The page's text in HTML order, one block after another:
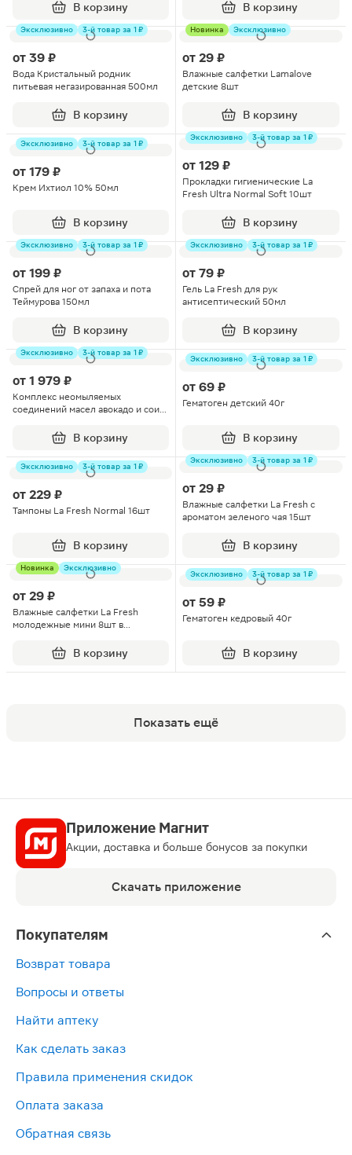
В корзину В корзину
Эксклюзивно 3-й товар за 1 ₽
от 39 ₽
Вода Кристальный родник
питьевая негазированная 500мл
В корзину
Новинка Эксклюзивно
от 29 ₽
Влажные салфетки Lamalove
детские 8шт
В корзину
Эксклюзивно 3-й товар за 1 ₽
от 179 ₽
Крем Ихтиол 10% 50мл
В корзину
Эксклюзивно 3-й товар за 1 ₽
от 129 ₽
Прокладки гигиенические La
Fresh Ultra Normal Soft 10шт
В корзину
Эксклюзивно 3-й товар за 1 ₽
от 199 ₽
Спрей для ног от запаха и пота
Теймурова 150мл
В корзину
Эксклюзивно 3-й товар за 1 ₽
от 79 ₽
Гель La Fresh для рук
антисептический 50мл
В корзину
Эксклюзивно 3-й товар за 1 ₽
от 1 979 ₽
Комплекс неомыляемых
соединений масел авокадо и сои
В корзину
Эксклюзивно 3-й товар за 1 ₽
от 69 ₽
Гематоген детский 40г
В корзину
Эксклюзивно 3-й товар за 1 ₽
от 229 ₽
Тампоны La Fresh Normal 16шт
В корзину
Эксклюзивно 3-й товар за 1 ₽
от 29 ₽
Влажные салфетки La Fresh с
ароматом зеленого чая 15шт
В корзину
Новинка Эксклюзивно
от 29 ₽
Влажные салфетки La Fresh
молодежные мини 8шт в
В корзину
Эксклюзивно 3-й товар за 1 ₽
от 59 ₽
Гематоген кедровый 40г
В корзину
Показать ещё
Приложение Магнит
Акции, доставка и больше бонусов за покупки
Скачать приложение
Покупателям
Возврат товара
Вопросы и ответы
Найти аптеку
Как сделать заказ
Правила применения скидок
Оплата заказа
Обратная связь